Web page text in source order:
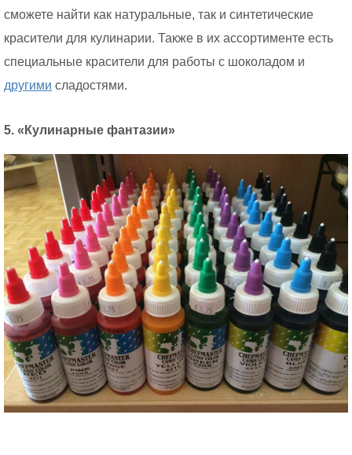
сможете найти как натуральные, так и синтетические
красители для кулинарии. Также в их ассортименте есть
специальные красители для работы с шоколадом и
другими сладостями.
5. «Кулинарные фантазии»